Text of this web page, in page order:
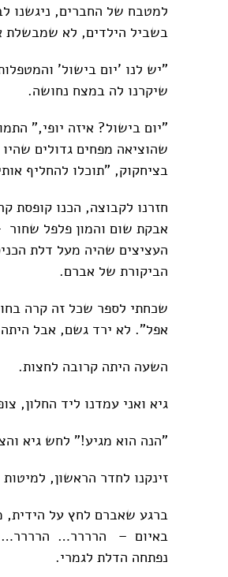
למטבח של החברים, ניגשנו
בשביל הילדים, לא שמבשלת
"יש לנו 'יום בישול'
שיקרנו לה במצח נחושה.
"יום בישול? איזה יופי,"
שהוציאה מפחים גדולים
בציחקוק, "תוכלו להחליף
חזרנו לקבוצה, הכנו קופסת
אבקת שום והמון פלפל
העציצים שהיה מעל דלת
הביקורת של אברם.
שכחתי לספר שכל זה קרה
אפל". לא ירד גשם, אבל היתה
השעה היתה קרובה לחצות.
גיא ואני עמדנו ליד החלון,
"הנה הוא מגיע!" לחש גיא
זינקנו לחדר הראשון,
ברגע שאברם לחץ על הידית,
באיום – הרררר… הרררר….
נפתחה הדלת לגמרי.